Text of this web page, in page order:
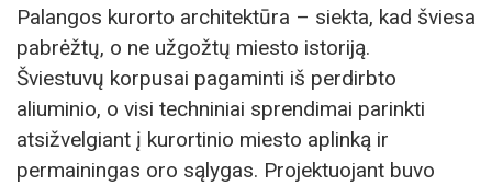
Palangos kurorto architektūra – siekta, kad šviesa
pabrėžtų, o ne užgožtų miesto istoriją.
Šviestuvų korpusai pagaminti iš perdirbto
aliuminio, o visi techniniai sprendimai parinkti
atsižvelgiant į kurortinio miesto aplinką ir
permainingas oro sąlygas. Projektuojant buvo